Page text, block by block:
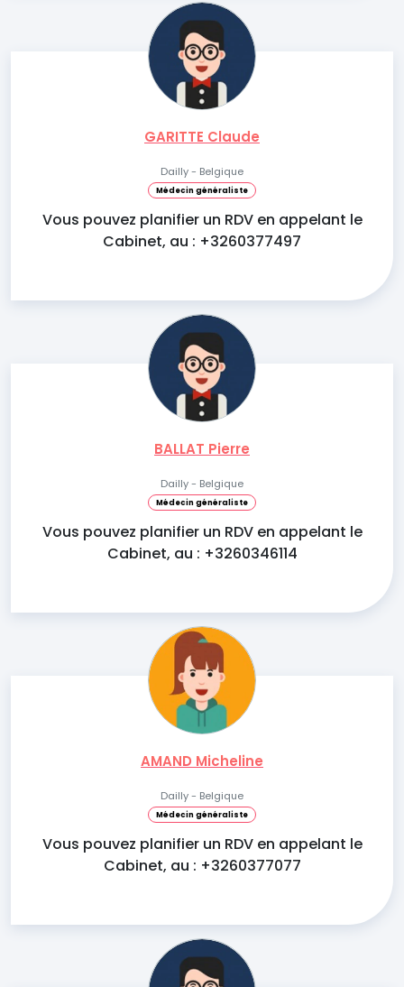
GARITTE Claude
Dailly - Belgique
Médecin généraliste
Vous pouvez planifier un RDV en appelant le
Cabinet, au : +3260377497
BALLAT Pierre
Dailly - Belgique
Médecin généraliste
Vous pouvez planifier un RDV en appelant le
Cabinet, au : +3260346114
AMAND Micheline
Dailly - Belgique
Médecin généraliste
Vous pouvez planifier un RDV en appelant le
Cabinet, au : +3260377077